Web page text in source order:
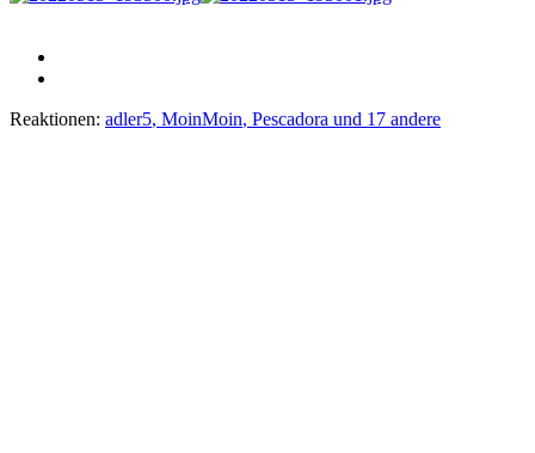
Reaktionen: adler5, MoinMoin, Pescadora und 17 andere